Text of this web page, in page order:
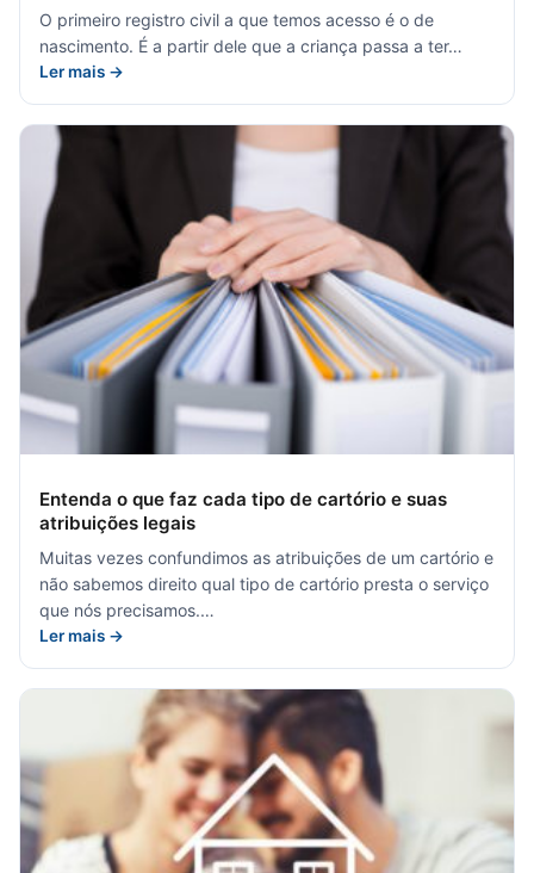
O primeiro registro civil a que temos acesso é o de
nascimento. É a partir dele que a criança passa a ter…
Ler mais →
Entenda o que faz cada tipo de cartório e suas
atribuições legais
Muitas vezes confundimos as atribuições de um cartório e
não sabemos direito qual tipo de cartório presta o serviço
que nós precisamos.…
Ler mais →